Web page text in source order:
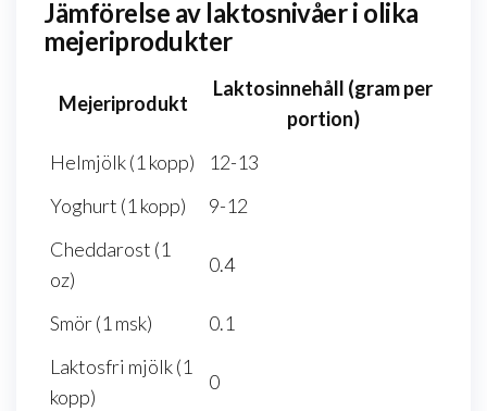
Jämförelse av laktosnivåer i olika
mejeriprodukter
Mejeriprodukt
Laktosinnehåll (gram per
portion)
Helmjölk (1 kopp)
12-13
Yoghurt (1 kopp)
9-12
Cheddarost (1
oz)
0.4
Smör (1 msk)
0.1
Laktosfri mjölk (1
kopp)
0